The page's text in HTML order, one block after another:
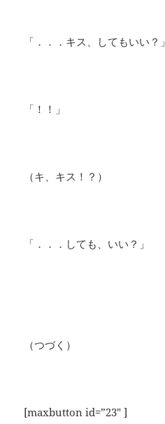
「．．．キス、してもいい？」
「！！」
（キ、キス！？）
「．．．しても、いい？」
（つづく）
[maxbutton id=”23″ ]